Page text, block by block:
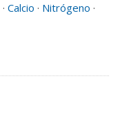
· Calcio · Nitrógeno ·